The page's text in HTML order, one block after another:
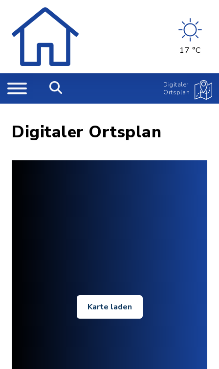
17 °C
Digitaler
Ortsplan
Digitaler Ortsplan
Karte laden